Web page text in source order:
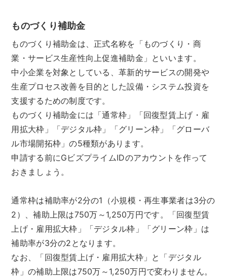
ものづくり補助金
ものづくり補助金は、正式名称を「ものづくり・商
業・サービス生産性向上促進補助金」といいます。
中小企業を対象としている、革新的サービスの開発や
生産プロセス改善を目的とした設備・システム投資を
支援するための制度です。
ものづくり補助金には「通常枠」「回復型賃上げ・雇
用拡大枠」「デジタル枠」「グリーン枠」「グローバ
ル市場開拓枠」の5種類があります。
申請する前にGビズプライムIDのアカウントを作って
おきましょう。
通常枠は補助率が2分の1（小規模・再生事業者は3分の
2）、補助上限は750万～1,250万円です。「回復型賃
上げ・雇用拡大枠」「デジタル枠」「グリーン枠」は
補助率が3分の2となります。
なお、「回復型賃上げ・雇用拡大枠」と「デジタル
枠」の補助上限は750万～1,250万円で変わりません。